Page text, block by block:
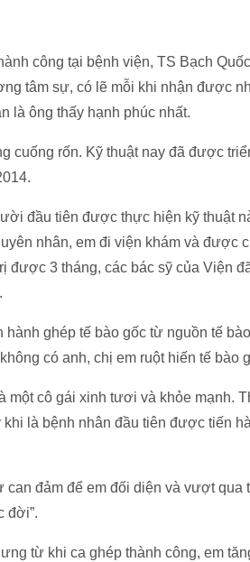
công tại bệnh viện, TS Bạch
tâm sự, có lẽ mỗi khi nhận được
là ông thấy hạnh phúc nhất.
cuống rốn. Kỹ thuật nay đã được
đầu tiên được thực hiện kỹ thuật
nhân, em đi viện khám và được
được 3 tháng, các bác sỹ của Viện
ghép tế bào gốc từ nguồn tế
có anh, chị em ruột hiến tế bào
cô gái xinh tươi và khỏe mạnh.
là bệnh nhân đầu tiên được tiến
đảm để em đối diện và vượt qua
đời”.
từ khi ca ghép thành công, em